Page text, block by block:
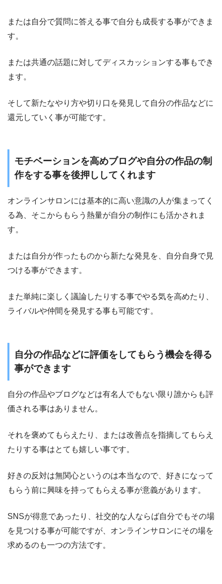
または自分で質問に答える事で自分も成長する事ができま
す。
または共通の話題に対してディスカッションする事もでき
ます。
そして新たなやり方や切り口を発見して自分の作品などに
還元していく事が可能です。
モチベーションを高めブログや自分の作品の制
作をする事を後押ししてくれます
オンラインサロンには基本的に高い意識の人が集まってく
る為、そこからもらう熱量が自分の制作にも活かされま
す。
または自分が作ったものから新たな発見を、自分自身で見
つける事ができます。
また単純に楽しく議論したりする事でやる気を高めたり、
ライバルや仲間を発見する事も可能です。
自分の作品などに評価をしてもらう機会を得る
事ができます
自分の作品やブログなどは有名人でもない限り誰からも評
価される事はありません。
それを褒めてもらえたり、または改善点を指摘してもらえ
たりする事はとても嬉しい事です。
好きの反対は無関心というのは本当なので、好きになって
もらう前に興味を持ってもらえる事が意義があります。
SNSが得意であったり、社交的な人ならば自分でもその場
を見つける事が可能ですが、オンラインサロンにその場を
求めるのも一つの方法です。